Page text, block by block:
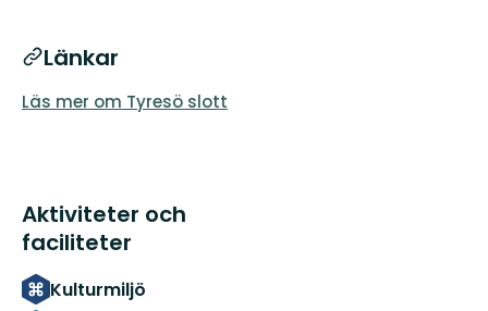
Länkar
Läs mer om Tyresö slott
Aktiviteter och
faciliteter
Kulturmiljö